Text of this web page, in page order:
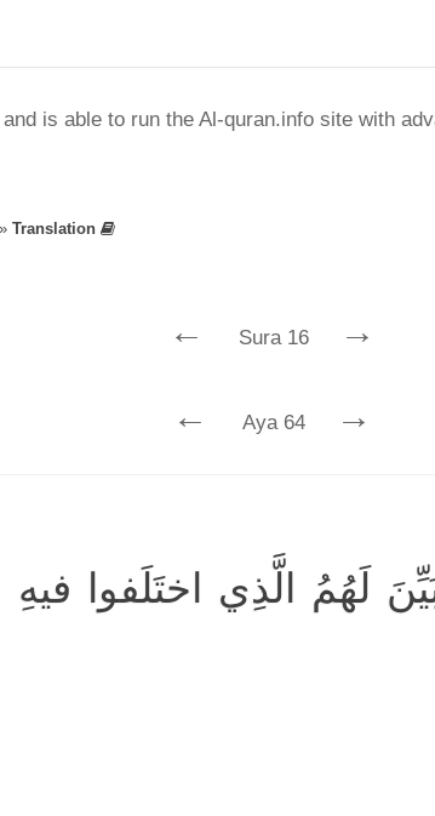
is able to run the Al-quran.info site with
Translation
← Sura 16 →
← Aya 64 →
لَهُمُ الَّذِي اختَلَفوا فيهِ